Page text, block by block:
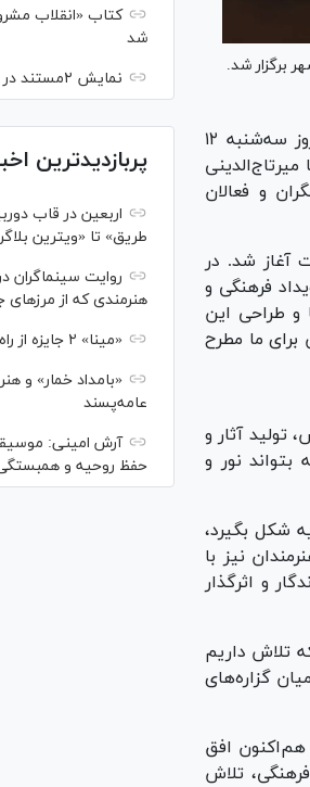
برگزار شد.
آیین رونمایی از پوسترهای نخستین جشنواره ملی «روایت علوی» صبح امروز سه‌شنبه ۱۲
و فعالان
آغاز شد. در
فرهنگی و
خطا و طراحی این
برای ما مطرح
تولید آثار و
نور و
شکل بگیرد،
نیز با
و اثرگذار
تلاش داریم
گزاره‌های
افق
تلاش
کتاب «انقلاب
شد
نمایش ۲مستند در «پاتوق مستند»
پربازدیدترین
اربعین در قاب
طریق» تا «ویترین
روایت سینماگران
هنرمندی که از مرزهای
«مینا» ۲ جایزه از راه ابریشم گرفت
«بامداد خمار» و
عامه‌پسند
آرش امینی:
حفظ روحیه و همبستگی